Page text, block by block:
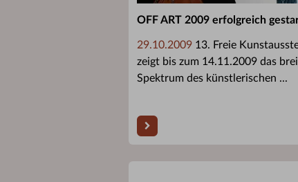
OFF ART 2009 erfolgreich
29.10.2009 13. Freie
zeigt bis zum 14.11.2009 das
Spektrum des künstlerischen ...